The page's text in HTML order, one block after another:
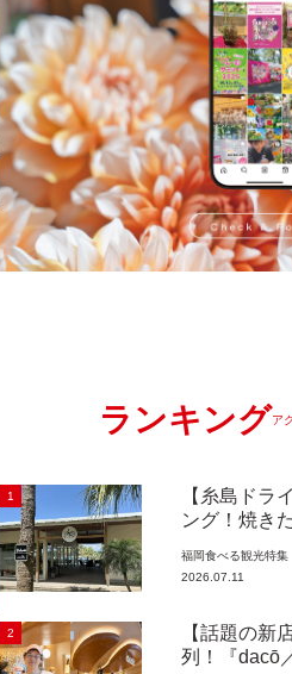
ランキングア
1
【糸島ドラ
ング！焼き
『Ibiza
福岡食べる観光特集
2026.07.11
2
【話題の新
列！『dacō